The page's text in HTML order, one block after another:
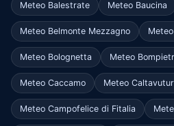
Meteo Balestrate Meteo Baucina
Meteo Belmonte Mezzagno
Meteo Bolognetta Meteo
Meteo Caccamo Meteo
Meteo Campofelice di Fitalia